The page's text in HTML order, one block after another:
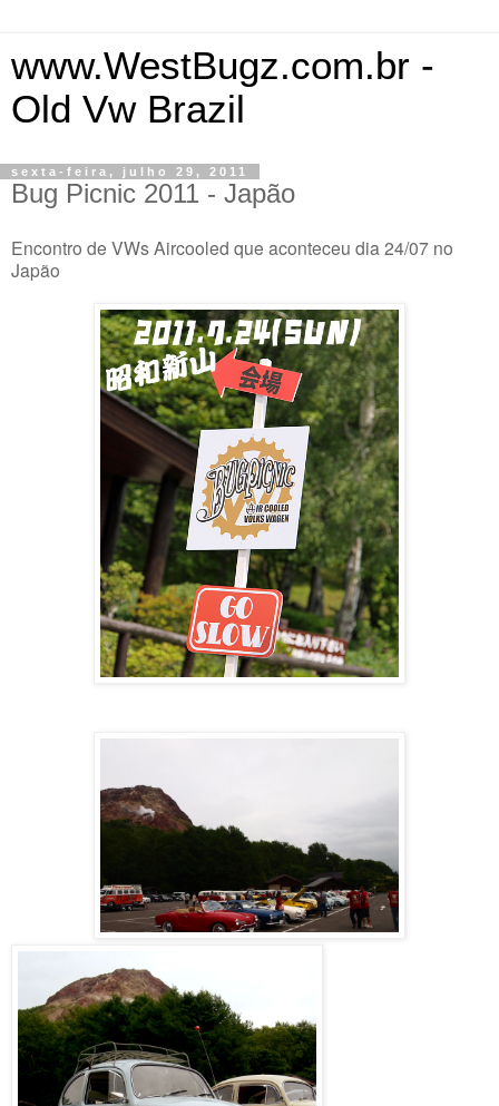
www.WestBugz.com.br -
Old Vw Brazil
sexta-feira, julho 29, 2011
Bug Picnic 2011 - Japão
Encontro de VWs Aircooled que aconteceu dia 24/07 no
Japão